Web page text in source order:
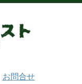
お問合せ